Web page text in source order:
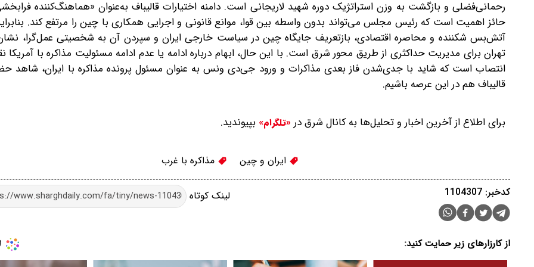
رحمانی‌فضلی و بازگشت به وزن استراتژیک دوره شهید لاریجانی است. دامنه اختیارات قالیباف به‌عنوان «هماهنگ‌کننده
حائز اهمیت است که رئیس مجلس می‌تواند بدون واسطه بین قوا، موانع قانونی و اجرایی همکاری با چین را مرتفع کند.
آتش‌بس شکننده و محاصره اقتصادی، بازتعریف جایگاه چین در سیاست خارجی ایران و سپردن آن به شخصیتی عمل‌گرا،
تهران برای مدیریت حداکثری از طریق محور شرق است. با این حال، ابهام درباره ادامه یا عدم ادامه مسئولیت مذاکره با آمریکا
انتصاب است که شاید با جدی‌شدن فاز بعدی مذاکرات و ورود جی‌دی ونس به عنوان مسئول پرونده مذاکره با ایران، شاهد
قالیباف هم در این عرصه باشیم.
برای اطلاع از آخرین اخبار و تحلیل‌ها به کانال شرق در «تلگرام» بپیوندید.
ایران و چین مذاکره با غرب
لینک کوتاه کدخبر: 1104307
از کارزارهای زیر حمایت کنید: